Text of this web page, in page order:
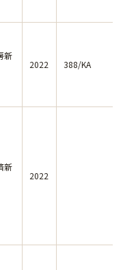
新
2022 388/KA
新
2022